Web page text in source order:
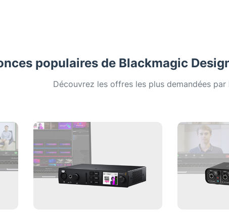
populaires de Blackmagic
Découvrez les offres les plus demandées par